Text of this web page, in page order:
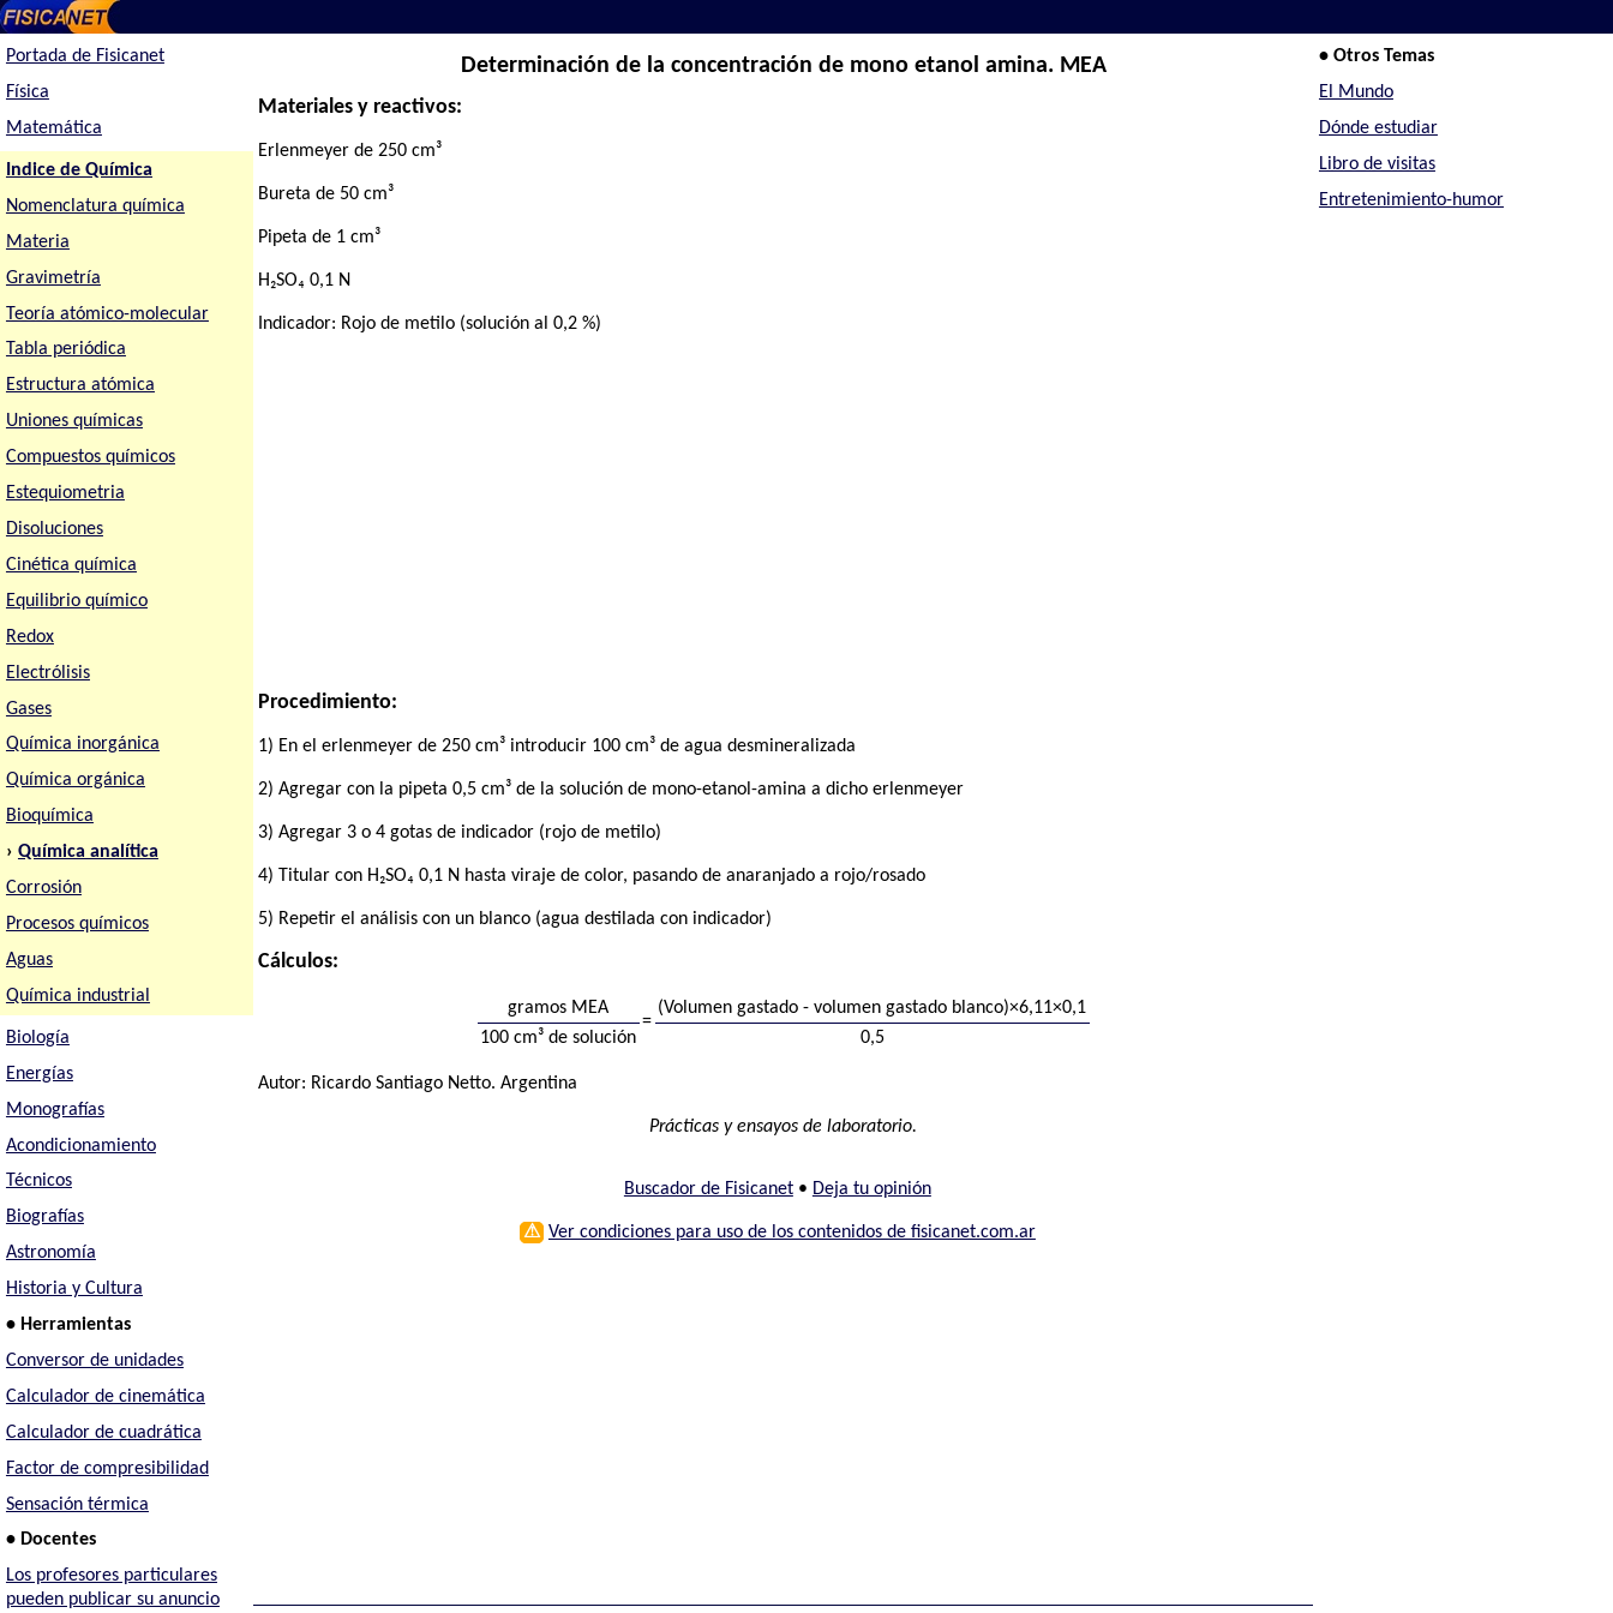
Portada de Fisicanet
Física
Matemática
Indice de Química
Nomenclatura química
Materia
Gravimetría
Teoría atómico-molecular
Tabla periódica
Estructura atómica
Uniones químicas
Compuestos químicos
Estequiometria
Disoluciones
Cinética química
Equilibrio químico
Redox
Electrólisis
Gases
Química inorgánica
Química orgánica
Bioquímica
› Química analítica
Corrosión
Procesos químicos
Aguas
Química industrial
Biología
Energías
Monografías
Acondicionamiento
Técnicos
Biografías
Astronomía
Historia y Cultura
• Herramientas
Conversor de unidades
Calculador de cinemática
Calculador de cuadrática
Factor de compresibilidad
Sensación térmica
• Docentes
Los profesores particulares
pueden publicar su anuncio
Determinación de la concentración de mono etanol amina. MEA
Materiales y reactivos:
Erlenmeyer de 250 cm³
Bureta de 50 cm³
Pipeta de 1 cm³
H₂SO₄ 0,1 N
Indicador: Rojo de metilo (solución al 0,2 %)
Procedimiento:
1) En el erlenmeyer de 250 cm³ introducir 100 cm³ de agua desmineralizada
2) Agregar con la pipeta 0,5 cm³ de la solución de mono-etanol-amina a dicho erlenmeyer
3) Agregar 3 o 4 gotas de indicador (rojo de metilo)
4) Titular con H₂SO₄ 0,1 N hasta viraje de color, pasando de anaranjado a rojo/rosado
5) Repetir el análisis con un blanco (agua destilada con indicador)
Cálculos:
gramos MEA
=
(Volumen gastado - volumen gastado blanco)×6,11×0,1
100 cm³ de solución
0,5
Autor: Ricardo Santiago Netto. Argentina
Prácticas y ensayos de laboratorio.
Buscador de Fisicanet• Deja tu opinión
⚠ Ver condiciones para uso de los contenidos de fisicanet.com.ar
• Otros Temas
El Mundo
Dónde estudiar
Libro de visitas
Entretenimiento-humor